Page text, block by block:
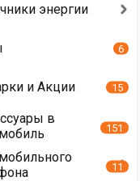
энергии
6
и Акции 15
в
151
11